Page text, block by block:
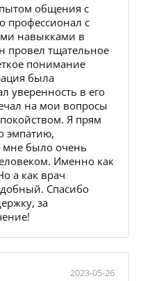
общения с
профессионал с
навыкками в
провел тщательное
понимание
была
уверенность в его
на мои вопросы
Я прям
эмпатию,
мне было очень
Именно как
а как врач
Спасибо
за
2023-05-26